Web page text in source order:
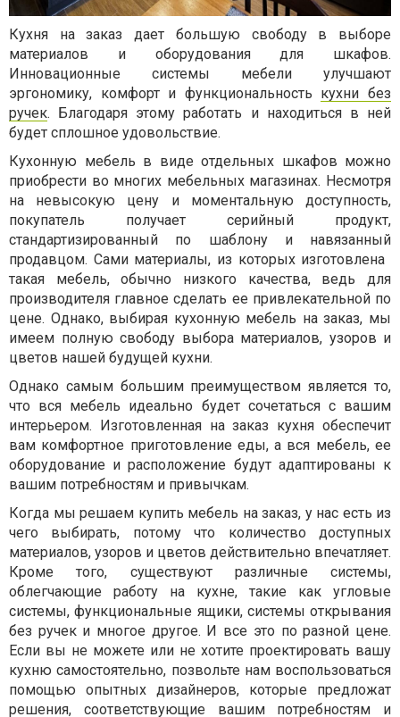
Кухня на заказ дает большую свободу в выборе
материалов и оборудования для шкафов.
Инновационные системы мебели улучшают
эргономику, комфорт и функциональность кухни без
ручек. Благодаря этому работать и находиться в ней
будет сплошное удовольствие.
Кухонную мебель в виде отдельных шкафов можно
приобрести во многих мебельных магазинах. Несмотря
на невысокую цену и моментальную доступность,
покупатель получает серийный продукт,
стандартизированный по шаблону и навязанный
продавцом. Сами материалы, из которых изготовлена ​​
такая мебель, обычно низкого качества, ведь для
производителя главное сделать ее привлекательной по
цене. Однако, выбирая кухонную мебель на заказ, мы
имеем полную свободу выбора материалов, узоров и
цветов нашей будущей кухни.
Однако самым большим преимуществом является то,
что вся мебель идеально будет сочетаться с вашим
интерьером. Изготовленная на заказ кухня обеспечит
вам комфортное приготовление еды, а вся мебель, ее
оборудование и расположение будут адаптированы к
вашим потребностям и привычкам.
Когда мы решаем купить мебель на заказ, у нас есть из
чего выбирать, потому что количество доступных
материалов, узоров и цветов действительно впечатляет.
Кроме того, существуют различные системы,
облегчающие работу на кухне, такие как угловые
системы, функциональные ящики, системы открывания
без ручек и многое другое. И все это по разной цене.
Если вы не можете или не хотите проектировать вашу
кухню самостоятельно, позвольте нам воспользоваться
помощью опытных дизайнеров, которые предложат
решения, соответствующие вашим потребностям и